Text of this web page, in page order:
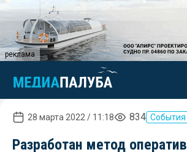
реклама
28 марта 2022 / 11:18 834 События
Разработан метод